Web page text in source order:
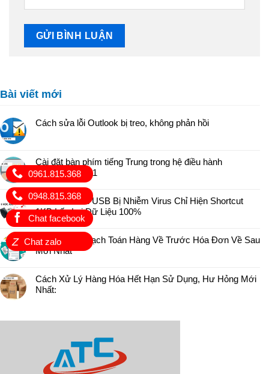
0961.815.368
0948.815.368
Chat facebook
Z Chat zalo
Bài viết mới
Cách sửa lỗi Outlook bị treo, không phản hồi
Cài đặt bàn phím tiếng Trung trong hệ điều hành
Windows 10, 11
Cách Sửa Lỗi USB Bị Nhiễm Virus Chỉ Hiện Shortcut
1KB Lấy Lại Dữ Liệu 100%
Hướng Dẫn Hạch Toán Hàng Về Trước Hóa Đơn Về Sau
Mới Nhất
Cách Xử Lý Hàng Hóa Hết Hạn Sử Dụng, Hư Hỏng Mới
Nhất: